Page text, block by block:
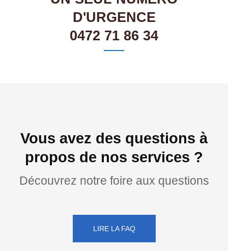
D'URGENCE
0472 71 86 34
Vous avez des questions à
propos de nos services ?
Découvrez notre foire aux questions
LIRE LA FAQ